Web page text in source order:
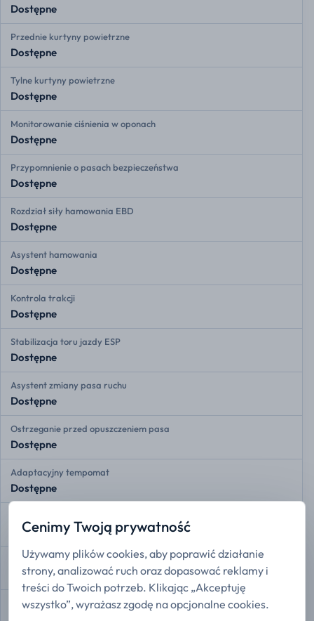
Dostępne
Przednie kurtyny powietrzne
Dostępne
Tylne kurtyny powietrzne
Dostępne
Monitorowanie ciśnienia w oponach
Dostępne
Przypomnienie o pasach bezpieczeństwa
Dostępne
Rozdział siły hamowania EBD
Dostępne
Asystent hamowania
Dostępne
Kontrola trakcji
Dostępne
Stabilizacja toru jazdy ESP
Dostępne
Asystent zmiany pasa ruchu
Dostępne
Ostrzeganie przed opuszczeniem pasa
Dostępne
Adaptacyjny tempomat
Dostępne
Dostępne
Tylne czujniki radarowe
Dostępne
Kamera 360
Cenimy Twoją prywatność
Używamy plików cookies, aby poprawić działanie
strony, analizować ruch oraz dopasować reklamy i
treści do Twoich potrzeb. Klikając „Akceptuję
wszystko”, wyrażasz zgodę na opcjonalne cookies.